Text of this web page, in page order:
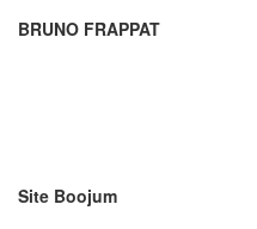
BRUNO FRAPPAT
Site Boojum